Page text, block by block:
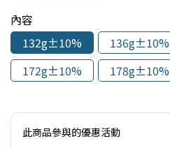
內容
132g±10%
136g±10%
172g±10%
178g±10%
此商品參與的優惠活動